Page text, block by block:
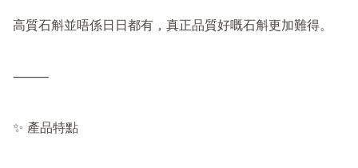
高質石斛並唔係日日都有，真正品質好嘅石斛更加難得。
⸻
✨ 產品特點